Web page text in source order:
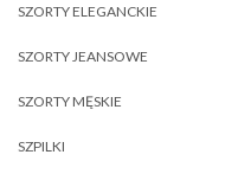
SZORTY ELEGANCKIE
SZORTY JEANSOWE
SZORTY MĘSKIE
SZPILKI